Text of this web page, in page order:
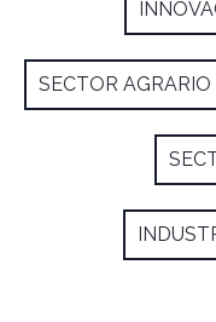
SECTOR AGRARIO